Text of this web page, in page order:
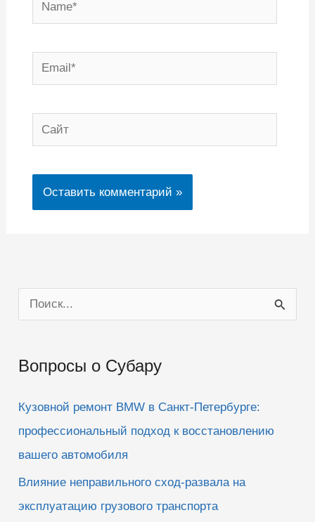
Email*
Сайт
о
с
Вопросы о Субару
Кузовной ремонт BMW в Санкт-Петербурге:
профессиональный подход к восстановлению
вашего автомобиля
Влияние неправильного сход-развала на
эксплуатацию грузового транспорта